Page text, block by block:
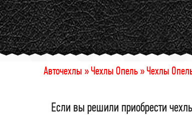
Авточехлы »Чехлы Опель »Чехлы
Если вы решили приобрести